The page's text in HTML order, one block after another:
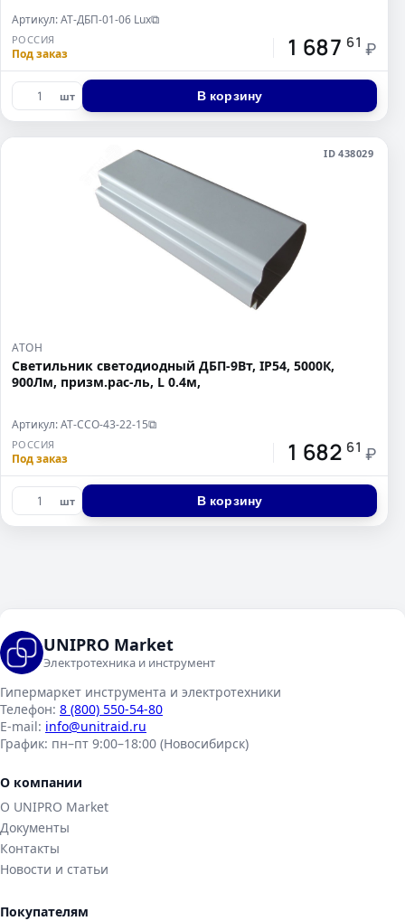
Артикул: АТ-ДБП-01-06 Lux⧉
РОССИЯ
Под заказ 1 687 61 ₽
шт В корзину
ID 438029
АТОН
Светильник светодиодный ДБП-9Вт, IP54, 5000К,
900Лм, призм.рас-ль, L 0.4м,
Артикул: АТ-ССО-43-22-15⧉
РОССИЯ
Под заказ 1 682 61 ₽
шт В корзину
UNIPRO Market
Электротехника и инструмент
Гипермаркет инструмента и электротехники
Телефон: 8 (800) 550-54-80
E-mail: info@unitraid.ru
График: пн–пт 9:00–18:00 (Новосибирск)
О компании
О UNIPRO Market
Документы
Контакты
Новости и статьи
Покупателям